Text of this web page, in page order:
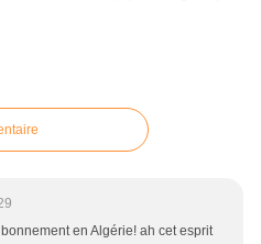
en Algérie! ah cet esprit